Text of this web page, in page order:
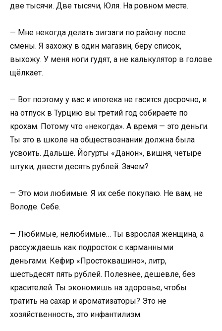
две тысячи. Две тысячи, Юля. На ровном месте.
— Мне некогда делать зигзаги по району после
смены. Я захожу в один магазин, беру список,
выхожу. У меня ноги гудят, а не калькулятор в голове
щёлкает.
— Вот поэтому у вас и ипотека не гасится досрочно, и
на отпуск в Турцию вы третий год собираете по
крохам. Потому что «некогда». А время — это деньги.
Ты это в школе на обществознании должна была
усвоить. Дальше. Йогурты «Данон», вишня, четыре
штуки, двести десять рублей. Зачем?
— Это мои любимые. Я их себе покупаю. Не вам, не
Володе. Себе.
— Любимые, нелюбимые… Ты взрослая женщина, а
рассуждаешь как подросток с карманными
деньгами. Кефир «Простоквашино», литр,
шестьдесят пять рублей. Полезнее, дешевле, без
красителей. Ты экономишь на здоровье, чтобы
тратить на сахар и ароматизаторы? Это не
хозяйственность, это инфантилизм.